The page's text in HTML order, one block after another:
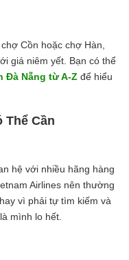
Cồn hoặc chợ Hàn,
giá niêm yết. Bạn có thể
Đà Nẵng từ A-Z để hiểu
Thể Cần
hệ với nhiều hãng hàng
Airlines nên thường
vì phải tự tìm kiếm và
mình lo hết.